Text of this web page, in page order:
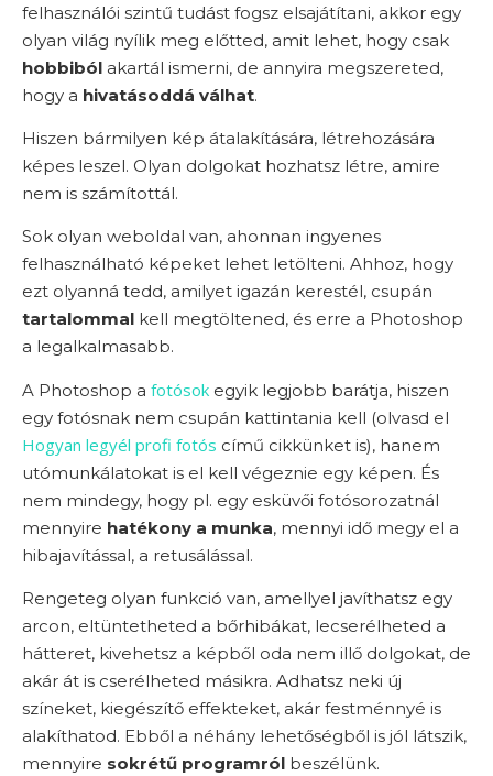
felhasználói szintű tudást fogsz elsajátítani, akkor egy
olyan világ nyílik meg előtted, amit lehet, hogy csak
hobbiból akartál ismerni, de annyira megszereted,
hogy a hivatásoddá válhat.
Hiszen bármilyen kép átalakítására, létrehozására
képes leszel. Olyan dolgokat hozhatsz létre, amire
nem is számítottál.
Sok olyan weboldal van, ahonnan ingyenes
felhasználható képeket lehet letölteni. Ahhoz, hogy
ezt olyanná tedd, amilyet igazán kerestél, csupán
tartalommal kell megtöltened, és erre a Photoshop
a legalkalmasabb.
A Photoshop a fotósok egyik legjobb barátja, hiszen
egy fotósnak nem csupán kattintania kell (olvasd el
Hogyan legyél profi fotós című cikkünket is), hanem
utómunkálatokat is el kell végeznie egy képen. És
nem mindegy, hogy pl. egy esküvői fotósorozatnál
mennyire hatékony a munka, mennyi idő megy el a
hibajavítással, a retusálással.
Rengeteg olyan funkció van, amellyel javíthatsz egy
arcon, eltüntetheted a bőrhibákat, lecserélheted a
hátteret, kivehetsz a képből oda nem illő dolgokat, de
akár át is cserélheted másikra. Adhatsz neki új
színeket, kiegészítő effekteket, akár festménnyé is
alakíthatod. Ebből a néhány lehetőségből is jól látszik,
mennyire sokrétű programról beszélünk.